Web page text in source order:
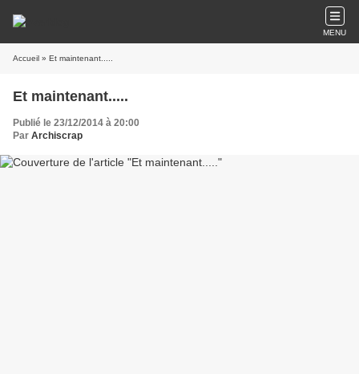
MENU
Accueil » Et maintenant.....
Et maintenant.....
Publié le 23/12/2014 à 20:00
Par Archiscrap